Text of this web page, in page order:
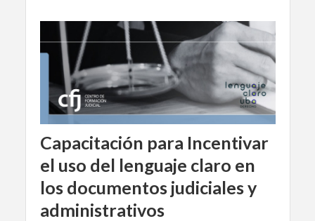
Capacitación para Incentivar
el uso del lenguaje claro en
los documentos judiciales y
administrativos